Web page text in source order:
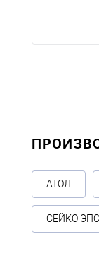
АТОЛ
СЕЙКО